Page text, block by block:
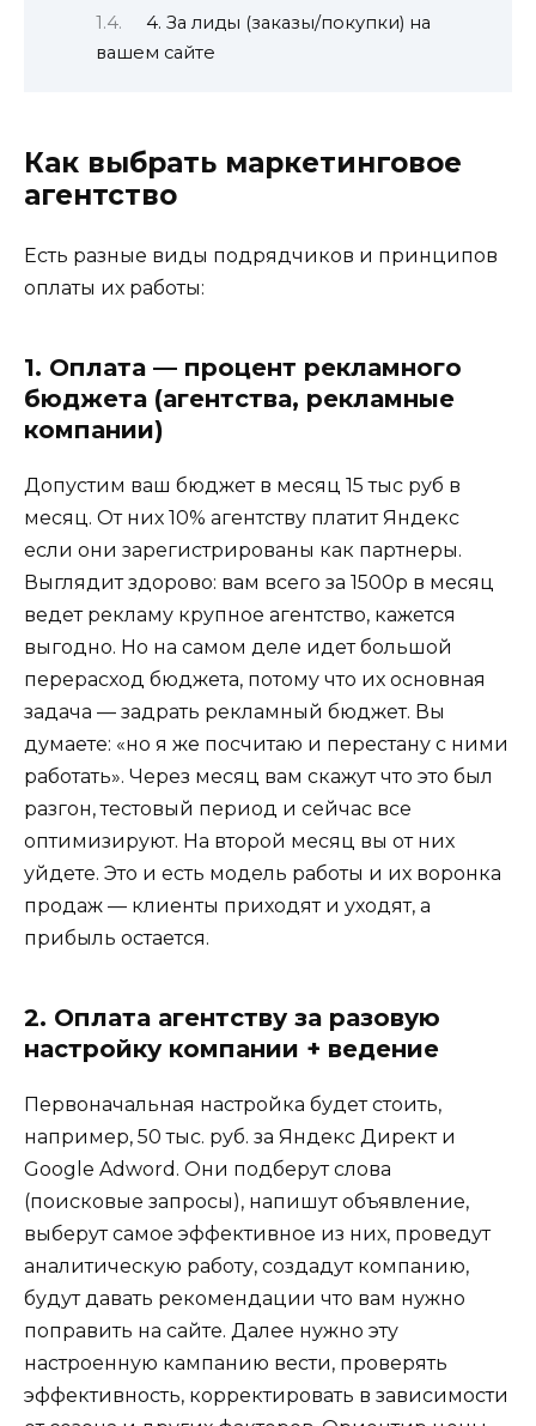
4. За лиды (заказы/покупки) на
вашем сайте
Как выбрать маркетинговое
агентство
Есть разные виды подрядчиков и принципов
оплаты их работы:
1. Оплата — процент рекламного
бюджета (агентства, рекламные
компании)
Допустим ваш бюджет в месяц 15 тыс руб в
месяц. От них 10% агентству платит Яндекс
если они зарегистрированы как партнеры.
Выглядит здорово: вам всего за 1500р в месяц
ведет рекламу крупное агентство, кажется
выгодно. Но на самом деле идет большой
перерасход бюджета, потому что их основная
задача — задрать рекламный бюджет. Вы
думаете: «но я же посчитаю и перестану с ними
работать». Через месяц вам скажут что это был
разгон, тестовый период и сейчас все
оптимизируют. На второй месяц вы от них
уйдете. Это и есть модель работы и их воронка
продаж — клиенты приходят и уходят, а
прибыль остается.
2. Оплата агентству за разовую
настройку компании + ведение
Первоначальная настройка будет стоить,
например, 50 тыс. руб. за Яндекс Директ и
Google Adword. Они подберут слова
(поисковые запросы), напишут объявление,
выберут самое эффективное из них, проведут
аналитическую работу, создадут компанию,
будут давать рекомендации что вам нужно
поправить на сайте. Далее нужно эту
настроенную кампанию вести, проверять
эффективность, корректировать в зависимости